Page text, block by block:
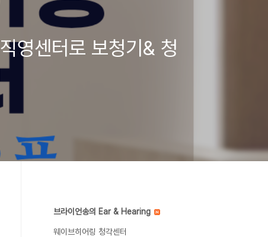
영센터로 보청기& 청
브라이언송의 Ear & Hearing
웨이브히어링 청각센터